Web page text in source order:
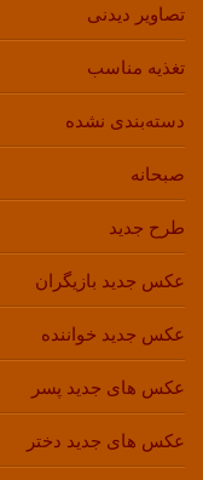
تصاویر دیدنی
تغذیه مناسب
دسته‌بندی نشده
صبحانه
طرح جدید
عکس جدید بازیگران
عکس جدید خواننده
عکس های جدید پسر
عکس های جدید دختر